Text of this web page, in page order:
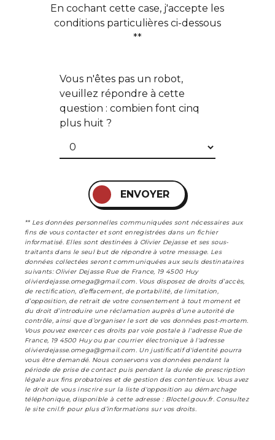
En cochant cette case, j'accepte les
conditions particulières ci-dessous
**
Vous n'êtes pas un robot,
veuillez répondre à cette
question : combien font cinq
plus huit ?
ENVOYER
** Les données personnelles communiquées sont nécessaires aux
fins de vous contacter et sont enregistrées dans un fichier
informatisé. Elles sont destinées à Olivier Dejasse et ses sous-
traitants dans le seul but de répondre à votre message. Les
données collectées seront communiquées aux seuls destinataires
suivants: Olivier Dejasse Rue de France, 19 4500 Huy
olivierdejasse.omega@gmail.com. Vous disposez de droits d’accès,
de rectification, d’effacement, de portabilité, de limitation,
d’opposition, de retrait de votre consentement à tout moment et
du droit d’introduire une réclamation auprès d’une autorité de
contrôle, ainsi que d’organiser le sort de vos données post-mortem.
Vous pouvez exercer ces droits par voie postale à l'adresse Rue de
France, 19 4500 Huy ou par courrier électronique à l'adresse
olivierdejasse.omega@gmail.com. Un justificatif d'identité pourra
vous être demandé. Nous conservons vos données pendant la
période de prise de contact puis pendant la durée de prescription
légale aux fins probatoires et de gestion des contentieux. Vous avez
le droit de vous inscrire sur la liste d'opposition au démarchage
téléphonique, disponible à cette adresse : Bloctel.gouv.fr. Consultez
le site cnil.fr pour plus d’informations sur vos droits.